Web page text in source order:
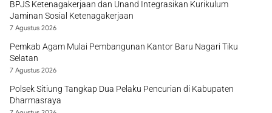
BPJS Ketenagakerjaan dan Unand Integrasikan Kurikulum
Jaminan Sosial Ketenagakerjaan
7 Agustus 2026
Pemkab Agam Mulai Pembangunan Kantor Baru Nagari Tiku
Selatan
7 Agustus 2026
Polsek Sitiung Tangkap Dua Pelaku Pencurian di Kabupaten
Dharmasraya